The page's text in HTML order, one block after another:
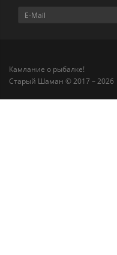
Камлание о рыбалке!
Старый Шаман © 2017 – 2026